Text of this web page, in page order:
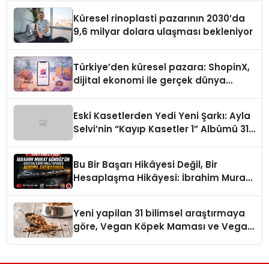
Küresel rinoplasti pazarının 2030’da
9,6 milyar dolara ulaşması bekleniyor
Türkiye’den küresel pazara: ShopinX,
dijital ekonomi ile gerçek dünya
Eski Kasetlerden Yedi Yeni Şarkı: Ayla
Selvi’nin “Kayıp Kasetler 1” Albümü 31
Bu Bir Başarı Hikâyesi Değil, Bir
Hesaplaşma Hikâyesi: İbrahim Murat
Yeni yapilan 31 bilimsel araştırmaya
göre, Vegan Köpek Maması ve Vegan